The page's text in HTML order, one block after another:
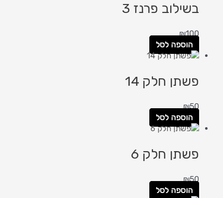
בשילוב פרנז 3
₪100
הוספה לסל
פשתן חלק 14
₪50
הוספה לסל
פשתן חלק 6
₪50
הוספה לסל